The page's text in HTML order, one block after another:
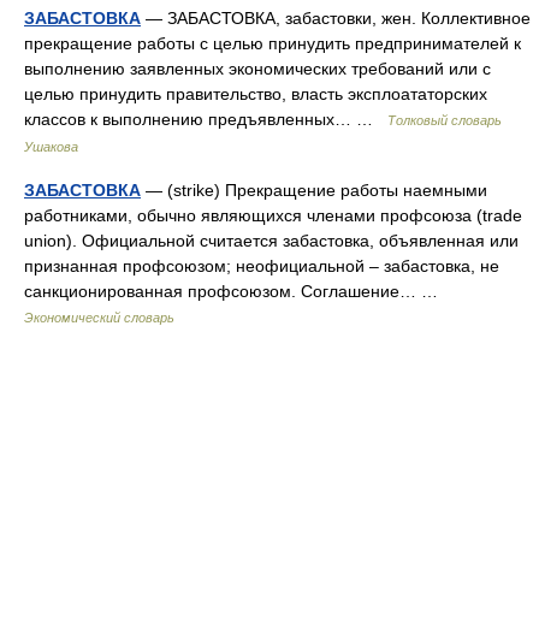
ЗАБАСТОВКА — ЗАБАСТОВКА, забастовки, жен. Коллективное
прекращение работы с целью принудить предпринимателей к
выполнению заявленных экономических требований или с
целью принудить правительство, власть эксплоататорских
классов к выполнению предъявленных… …
Толковый словарь
Ушакова
ЗАБАСТОВКА — (strike) Прекращение работы наемными
работниками, обычно являющихся членами профсоюза (trade
union). Официальной считается забастовка, объявленная или
признанная профсоюзом; неофициальной – забастовка, не
санкционированная профсоюзом. Соглашение… …
Экономический словарь